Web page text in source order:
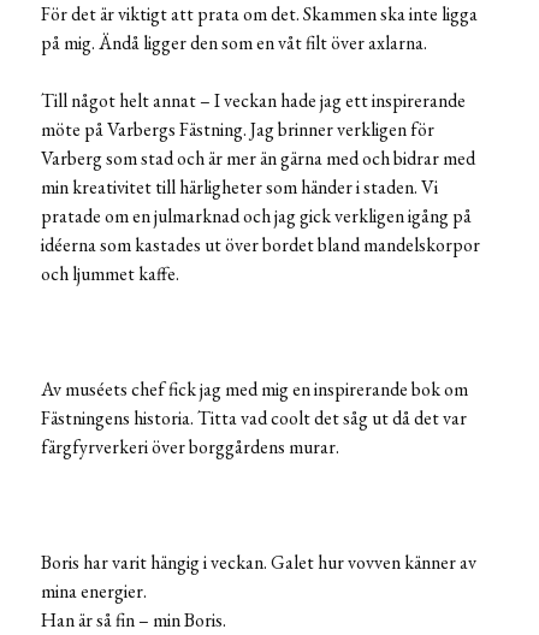
För det är viktigt att prata om det. Skammen ska inte ligga
på mig. Ändå ligger den som en våt filt över axlarna.
Till något helt annat – I veckan hade jag ett inspirerande
möte på Varbergs Fästning. Jag brinner verkligen för
Varberg som stad och är mer än gärna med och bidrar med
min kreativitet till härligheter som händer i staden. Vi
pratade om en julmarknad och jag gick verkligen igång på
idéerna som kastades ut över bordet bland mandelskorpor
och ljummet kaffe.
Av muséets chef fick jag med mig en inspirerande bok om
Fästningens historia. Titta vad coolt det såg ut då det var
färgfyrverkeri över borggårdens murar.
Boris har varit hängig i veckan. Galet hur vovven känner av
mina energier.
Han är så fin – min Boris.